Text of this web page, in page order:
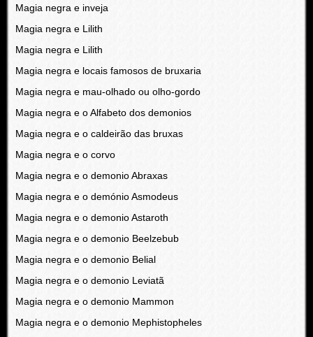
Magia negra e inveja
Magia negra e Lilith
Magia negra e Lilith
Magia negra e locais famosos de bruxaria
Magia negra e mau-olhado ou olho-gordo
Magia negra e o Alfabeto dos demonios
Magia negra e o caldeirão das bruxas
Magia negra e o corvo
Magia negra e o demonio Abraxas
Magia negra e o demónio Asmodeus
Magia negra e o demonio Astaroth
Magia negra e o demonio Beelzebub
Magia negra e o demonio Belial
Magia negra e o demonio Leviatã
Magia negra e o demonio Mammon
Magia negra e o demonio Mephistopheles